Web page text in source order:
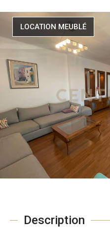
LOCATION MEUBLÉ
Description